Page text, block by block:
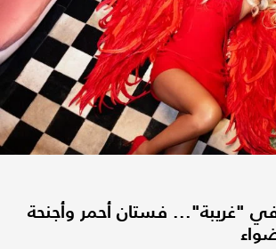
في "غريبة"... فستان أحمر وأجنحة